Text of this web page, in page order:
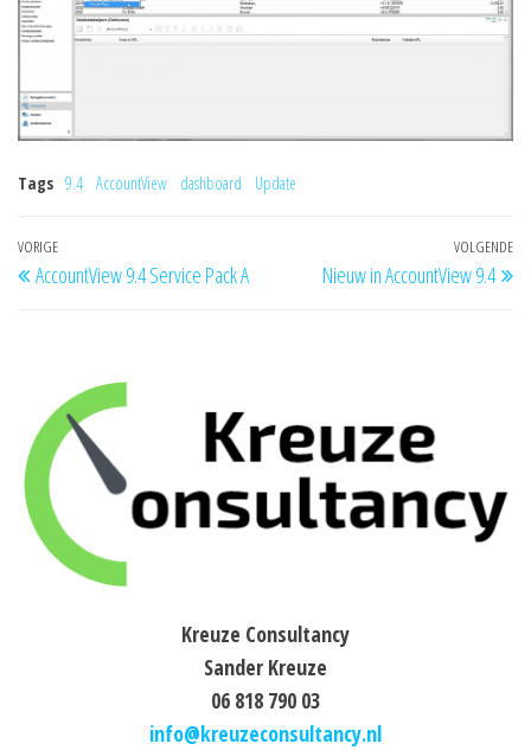
Tags 9.4 AccountView dashboard Update
Bericht
navigatie
Vorig
bericht
VORIGE
AccountView 9.4 Service Pack A
VOLGENDE
Nieuw in AccountView 9.4
Kreuze Consultancy
Sander Kreuze
06 818 790 03
info@kreuzeconsultancy.nl